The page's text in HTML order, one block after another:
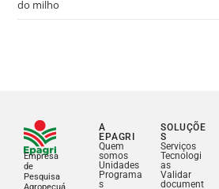
do milho
Empresa
de
Pesquisa
A
EPAGRI
Quem
somos
Unidades
Programa
s
SOLUÇÕE
S
Serviços
Tecnologi
as
Validar
document